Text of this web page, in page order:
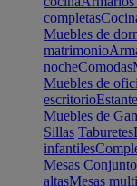
completas
Muebles de
matrimonio
nocheComodas
Muebles de
escritorio
Muebles de
Sillas Taburetes
infantiles
Mesas
altasMesas